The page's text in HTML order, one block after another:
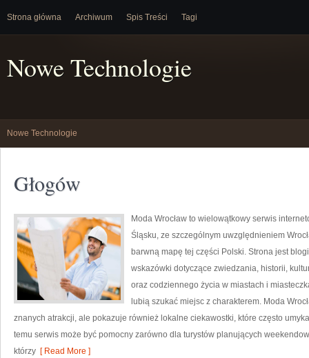
Strona główna Archiwum Spis Treści Tagi
Nowe Technologie
Nowe Technologie
Głogów
Moda Wrocław to wielowątkowy serwis
Śląsku, ze szczególnym uwzględnieniem
barwną mapę tej części Polski. Strona jest
wskazówki dotyczące zwiedzania, historii,
oraz codziennego życia w miastach i
lubią szukać miejsc z charakterem. Moda
znanych atrakcji, ale pokazuje również lokalne ciekawostki, które często
temu serwis może być pomocny zarówno dla turystów planujących
którzy [ Read More ]